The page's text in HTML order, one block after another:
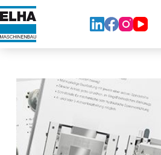
コ
ン
ン